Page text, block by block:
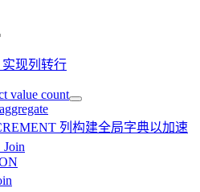
实现列转行
value count
列构建全局字典以加速